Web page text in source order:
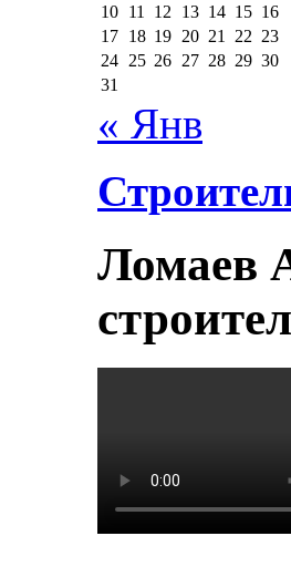
10 11 12 13 14 15 16
17 18 19 20 21 22 23
24 25 26 27 28 29 30
31
« Янв
Ломаев